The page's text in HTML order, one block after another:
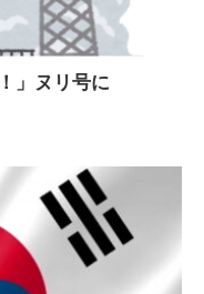
」ヌリ号に